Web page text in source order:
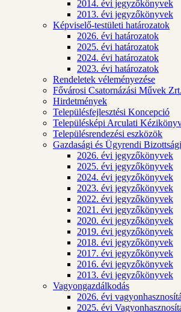
2014. évi jegyzőkönyvek
2013. évi jegyzőkönyvek
Képviselő-testületi határozatok
2026. évi határozatok
2025. évi határozatok
2024. évi határozatok
2023. évi határozatok
Rendeletek véleményezése
Fővárosi Csatornázási Művek Zrt.
Hirdetmények
Településfejlesztési Koncepció
Településképi Arculati
Településrendezési eszközök
Gazdasági és Ügyrendi
2026. évi jegyzőkönyvek
2025. évi jegyzőkönyvek
2024. évi jegyzőkönyvek
2023. évi jegyzőkönyvek
2022. évi jegyzőkönyvek
2021. évi jegyzőkönyvek
2020. évi jegyzőkönyvek
2019. évi jegyzőkönyvek
2018. évi jegyzőkönyvek
2017. évi jegyzőkönyvek
2016. évi jegyzőkönyvek
2013. évi jegyzőkönyvek
Vagyongazdálkodás
2026. évi
2025. évi